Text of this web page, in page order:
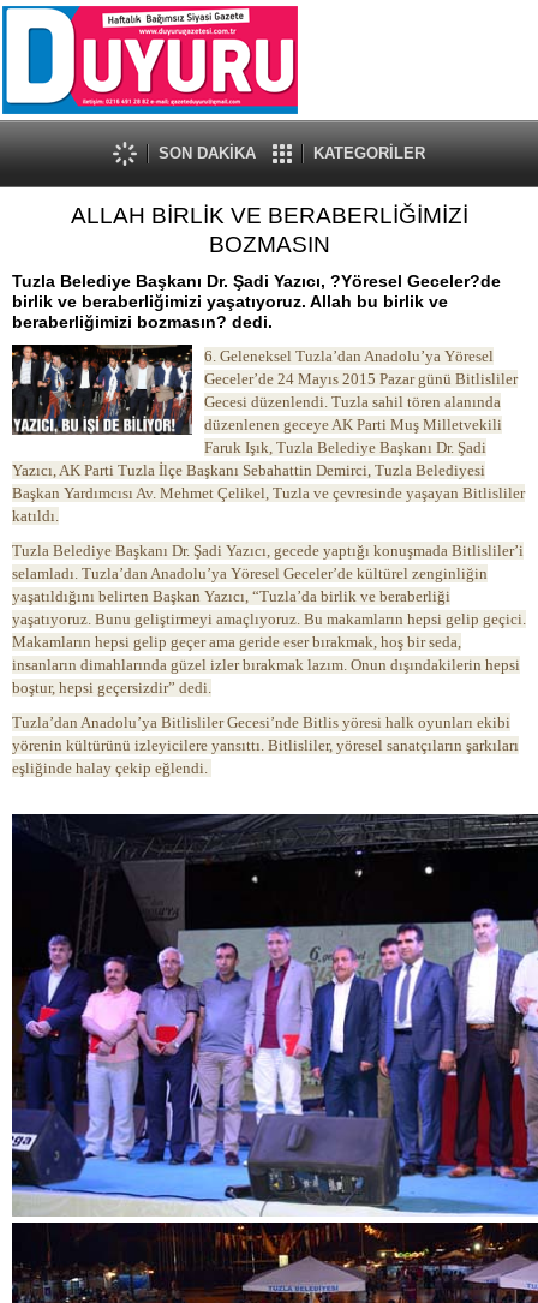
SON DAKİKA KATEGORİLER
ALLAH BİRLİK VE BERABERLİĞİMİZİ
BOZMASIN
Tuzla Belediye Başkanı Dr. Şadi Yazıcı, ?Yöresel Geceler?de
birlik ve beraberliğimizi yaşatıyoruz. Allah bu birlik ve
beraberliğimizi bozmasın? dedi.
6. Geleneksel Tuzla’dan Anadolu’ya Yöresel
Geceler’de 24 Mayıs 2015 Pazar günü Bitlisliler
Gecesi düzenlendi. Tuzla sahil tören alanında
düzenlenen geceye AK Parti Muş Milletvekili
Faruk Işık, Tuzla Belediye Başkanı Dr. Şadi
Yazıcı, AK Parti Tuzla İlçe Başkanı Sebahattin Demirci, Tuzla Belediyesi
Başkan Yardımcısı Av. Mehmet Çelikel, Tuzla ve çevresinde yaşayan Bitlisliler
katıldı.
Tuzla Belediye Başkanı Dr. Şadi Yazıcı, gecede yaptığı konuşmada Bitlisliler’i
selamladı. Tuzla’dan Anadolu’ya Yöresel Geceler’de kültürel zenginliğin
yaşatıldığını belirten Başkan Yazıcı, “Tuzla’da birlik ve beraberliği
yaşatıyoruz. Bunu geliştirmeyi amaçlıyoruz. Bu makamların hepsi gelip geçici.
Makamların hepsi gelip geçer ama geride eser bırakmak, hoş bir seda,
insanların dimahlarında güzel izler bırakmak lazım. Onun dışındakilerin hepsi
boştur, hepsi geçersizdir” dedi.
Tuzla’dan Anadolu’ya Bitlisliler Gecesi’nde Bitlis yöresi halk oyunları ekibi
yörenin kültürünü izleyicilere yansıttı. Bitlisliler, yöresel sanatçıların şarkıları
eşliğinde halay çekip eğlendi.